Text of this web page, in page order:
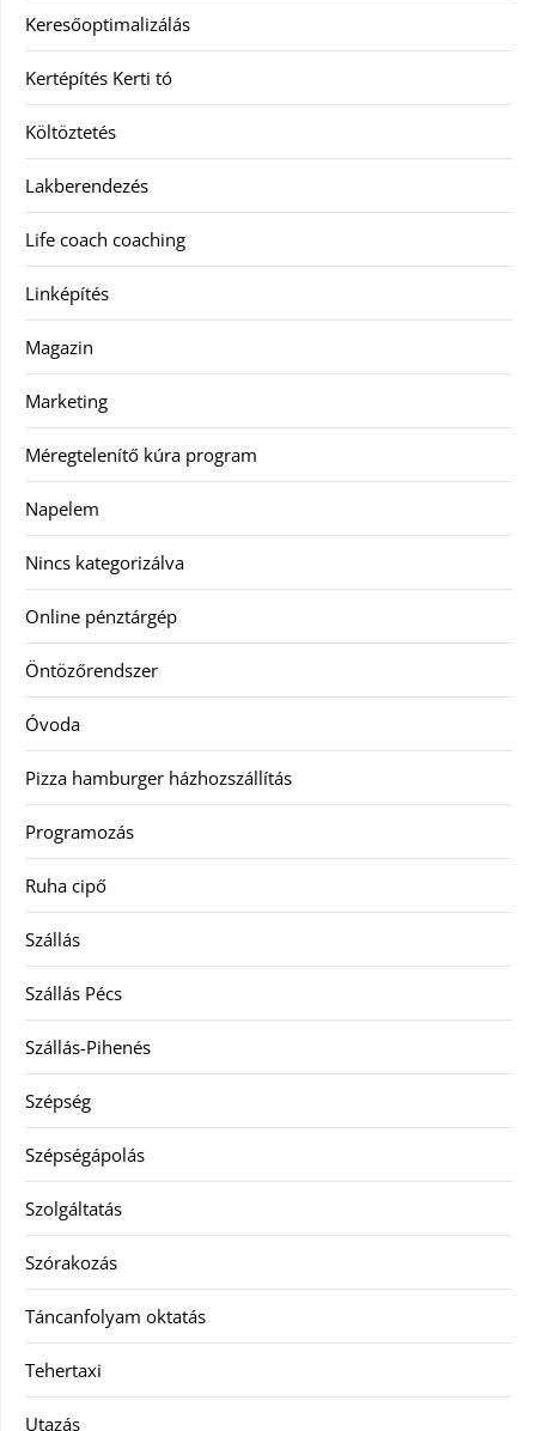
Keresőoptimalizálás
Kertépítés Kerti tó
Költöztetés
Lakberendezés
Life coach coaching
Linképítés
Magazin
Marketing
Méregtelenítő kúra program
Napelem
Nincs kategorizálva
Online pénztárgép
Öntözőrendszer
Óvoda
Pizza hamburger házhozszállítás
Programozás
Ruha cipő
Szállás
Szállás Pécs
Szállás-Pihenés
Szépség
Szépségápolás
Szolgáltatás
Szórakozás
Táncanfolyam oktatás
Tehertaxi
Utazás